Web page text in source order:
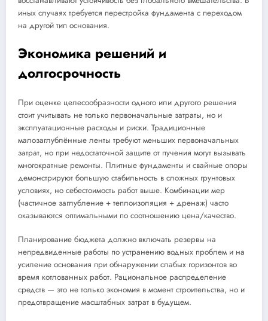
иных случаях требуется перестройка фундамента с переходом
на другой тип основания.
Экономика решений и
долгосрочность
При оценке целесообразности одного или другого решения
стоит учитывать не только первоначальные затраты, но и
эксплуатационные расходы и риски. Традиционные
малозаглублённые ленты требуют меньших первоначальных
затрат, но при недостаточной защите от пучения могут вызывать
многократные ремонты. Плитные фундаменты и свайные опоры
демонстрируют большую стабильность в сложных грунтовых
условиях, но себестоимость работ выше. Комбинации мер
(частичное заглубление + теплоизоляция + дренаж) часто
оказываются оптимальными по соотношению цена/качество.
Планирование бюджета должно включать резервы на
непредвиденные работы по устранению водных проблем и на
усиление основания при обнаружении слабых горизонтов во
время котлованных работ. Рациональное распределение
средств — это не только экономия в момент строительства, но и
предотвращение масштабных затрат в будущем.